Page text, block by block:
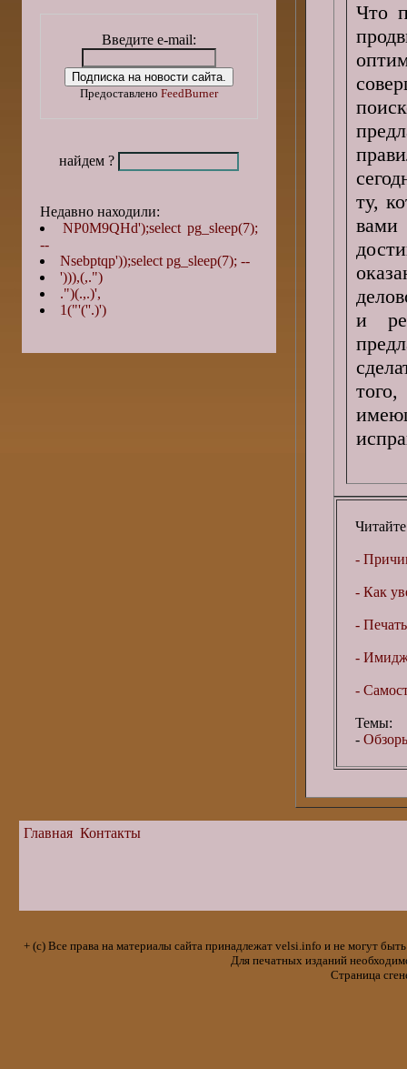
Что
ту,
вами
и
-
- Как
-
-
-
Темы:
-
Введите e-mail:
Предоставлено FeedBurner
найдем ?
Недавно находили:
NP0M9QHd');select pg_sleep(7);
--
Nsebptqp'));select pg_sleep(7); --
'))),(,.")
.")(.,.)',
1("'(''.)')
Главная Контакты
+ (с) Все права на материалы сайта принадлежат velsi.info и не могут
Для печатных изданий
Страница